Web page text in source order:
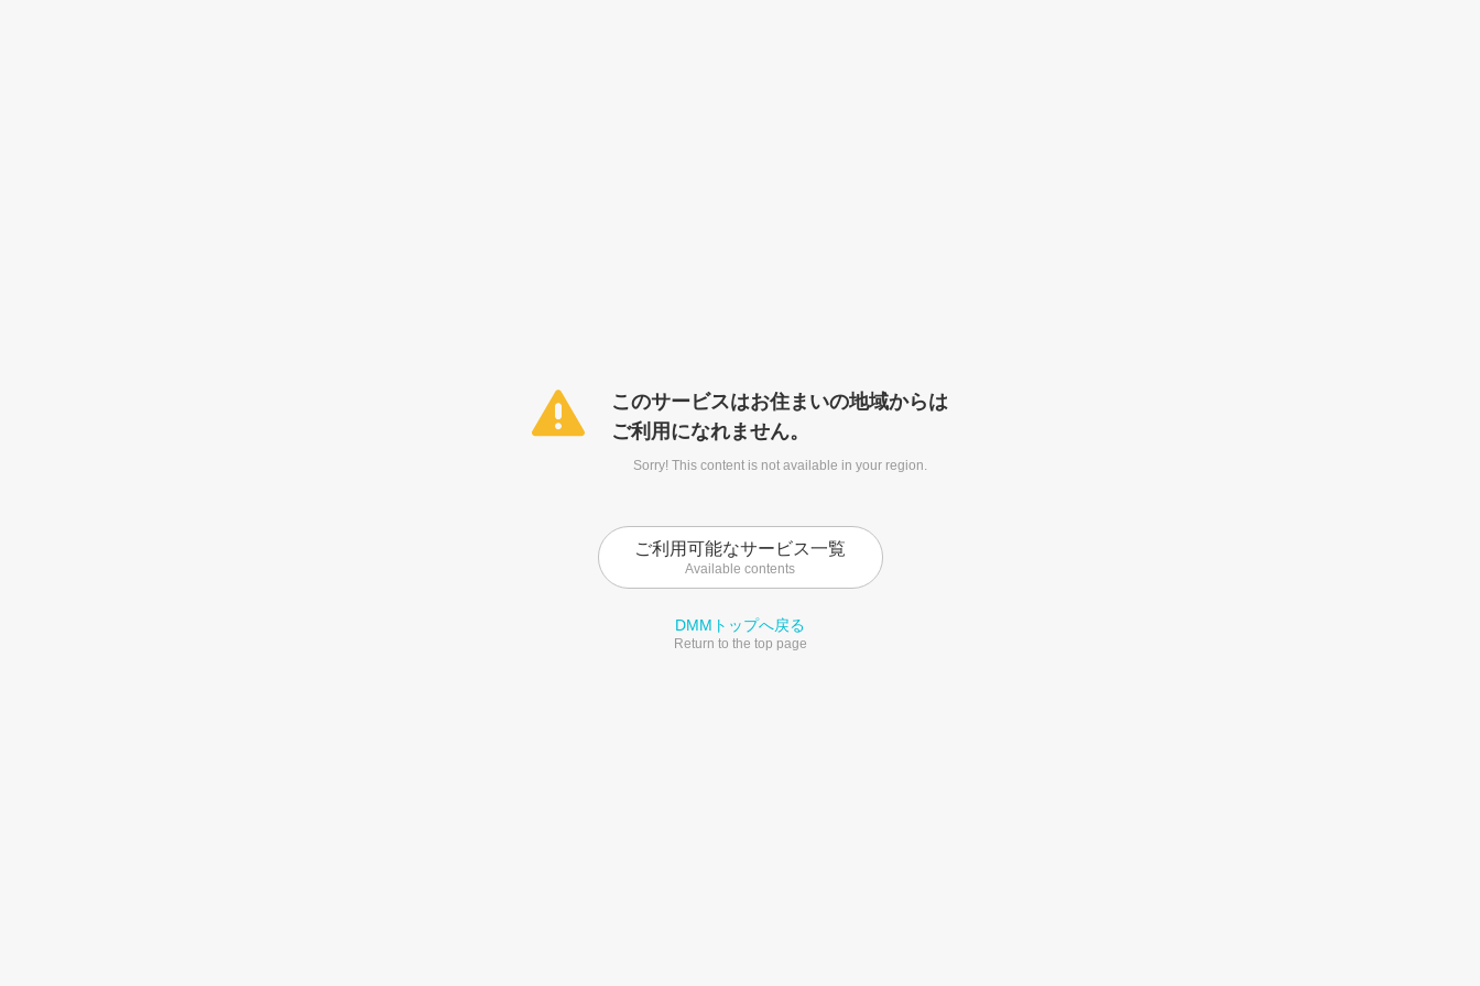
このサービスはお住まいの地域からは
ご利用になれません。
Sorry! This content is not available in your region.
ご利用可能なサービス一覧
Available contents
DMMトップへ戻る
Return to the top page